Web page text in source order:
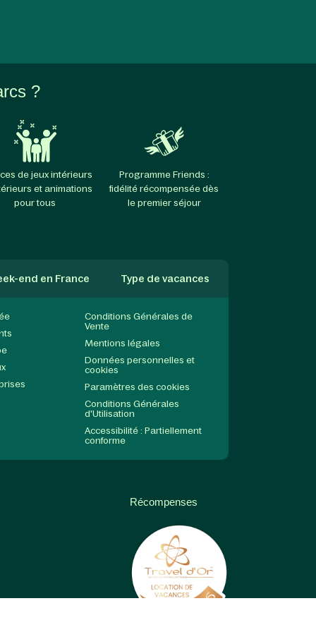
?
de jeux intérieurs
et animations
pour tous
Programme Friends :
fidélité récompensée dès
le premier séjour
end en France Type de vacances
Conditions Générales de
Vente
Mentions légales
Données personnelles et
cookies
Paramètres des cookies
Conditions Générales
d'Utilisation
Accessibilité : Partiellement
conforme
Récompenses